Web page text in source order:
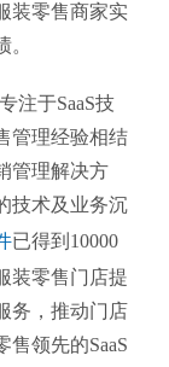
装零售商家实
专注于SaaS技
管理经验相结
管理解决方
技术及业务沉
已得到10000
装零售门店提
务，推动门店
领先的SaaS